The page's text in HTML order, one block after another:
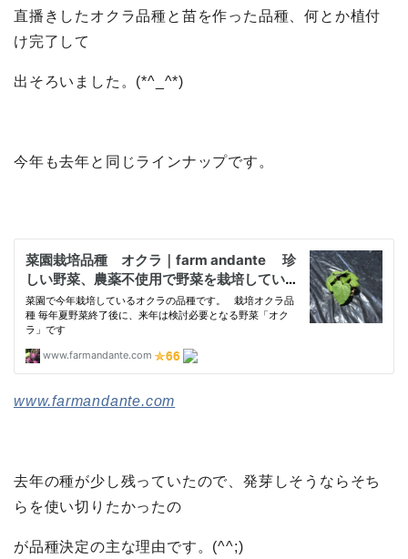
直播きしたオクラ品種と苗を作った品種、何とか植付
け完了して
出そろいました。(*^_^*)
今年も去年と同じラインナップです。
www.farmandante.com
去年の種が少し残っていたので、発芽しそうならそち
らを使い切りたかったの
が品種決定の主な理由です。(^^;)